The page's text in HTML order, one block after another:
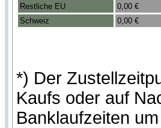
Restliche EU
0,00 €
Schweiz
0,00 €
*) Der
Kaufs oder auf
Banklaufzeiten